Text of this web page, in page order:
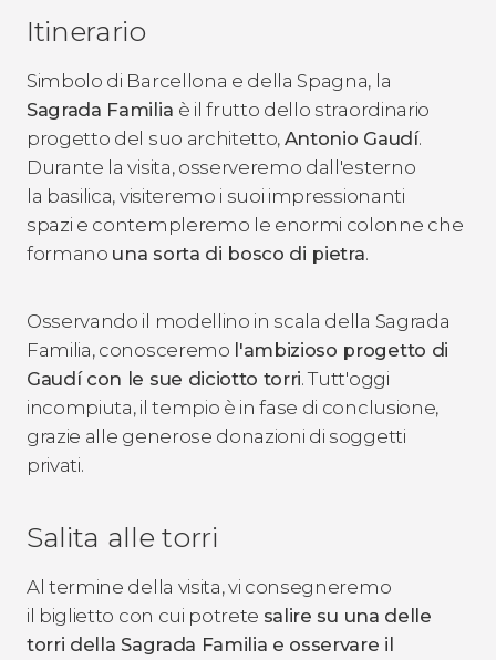
Itinerario
Simbolo di Barcellona e della Spagna, la
Sagrada Familia è il frutto dello straordinario
progetto del suo architetto, Antonio Gaudí.
Durante la visita, osserveremo dall'esterno
la basilica, visiteremo i suoi impressionanti
spazi e contempleremo le enormi colonne che
formano una sorta di bosco di pietra.
Osservando il modellino in scala della Sagrada
Familia, conosceremo l'ambizioso progetto di
Gaudí con le sue diciotto torri. Tutt'oggi
incompiuta, il tempio è in fase di conclusione,
grazie alle generose donazioni di soggetti
privati.
Salita alle torri
Al termine della visita, vi consegneremo
il biglietto con cui potrete salire su una delle
torri della Sagrada Familia e osservare il